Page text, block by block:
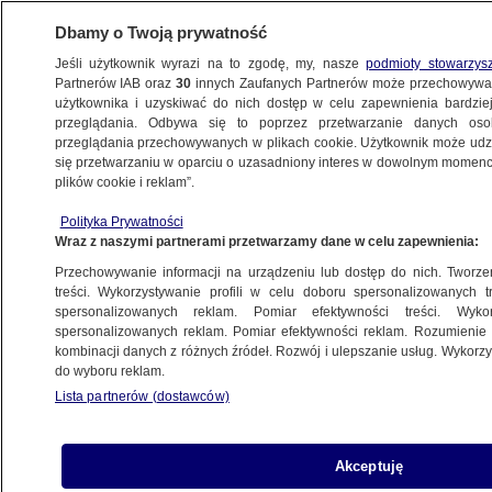
POLSKA
się od kary nałożonej po kontroli NFZ
29.12.2021, 18:09
Udostępnij
Dbamy o Twoją prywatność
Jeśli użytkownik wyrazi na to zgodę, my, naszepodmioty
Partnerów IAB oraz30 innych Zaufanych Partnerów może
użytkownika i uzyskiwać do nich dostęp w celu zapewnienia
przeglądania. Odbywa się to poprzez przetwarzanie danych
przeglądania przechowywanych w plikach cookie. Użytkownik może
się przetwarzaniu w oparciu o uzasadniony interes w dowolnym
plików cookie i reklam”.
Polityka Prywatności
Wraz z naszymi partnerami przetwarzamy dane w celu zapewnienia:
Przechowywanie informacji na urządzeniu lub dostęp do nich.
treści. Wykorzystywanie profili w celu doboru spersonalizowanych
spersonalizowanych reklam. Pomiar efektywności treści.
spersonalizowanych reklam. Pomiar efektywności reklam.
kombinacji danych z różnych źródeł. Rozwój i ulepszanie usług.
do wyboru reklam.
Lista partnerów (dostawców)
Akceptuję